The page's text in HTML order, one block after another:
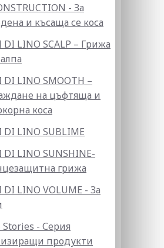
- За
и късаща се коса
DI LINO SCALP – Грижа
DI LINO SMOOTH –
на цъфтяща и
коса
DI LINO SUBLIME
DI LINO SUNSHINE-
грижа
DI LINO VOLUME - За
Stories - Серия
продукти